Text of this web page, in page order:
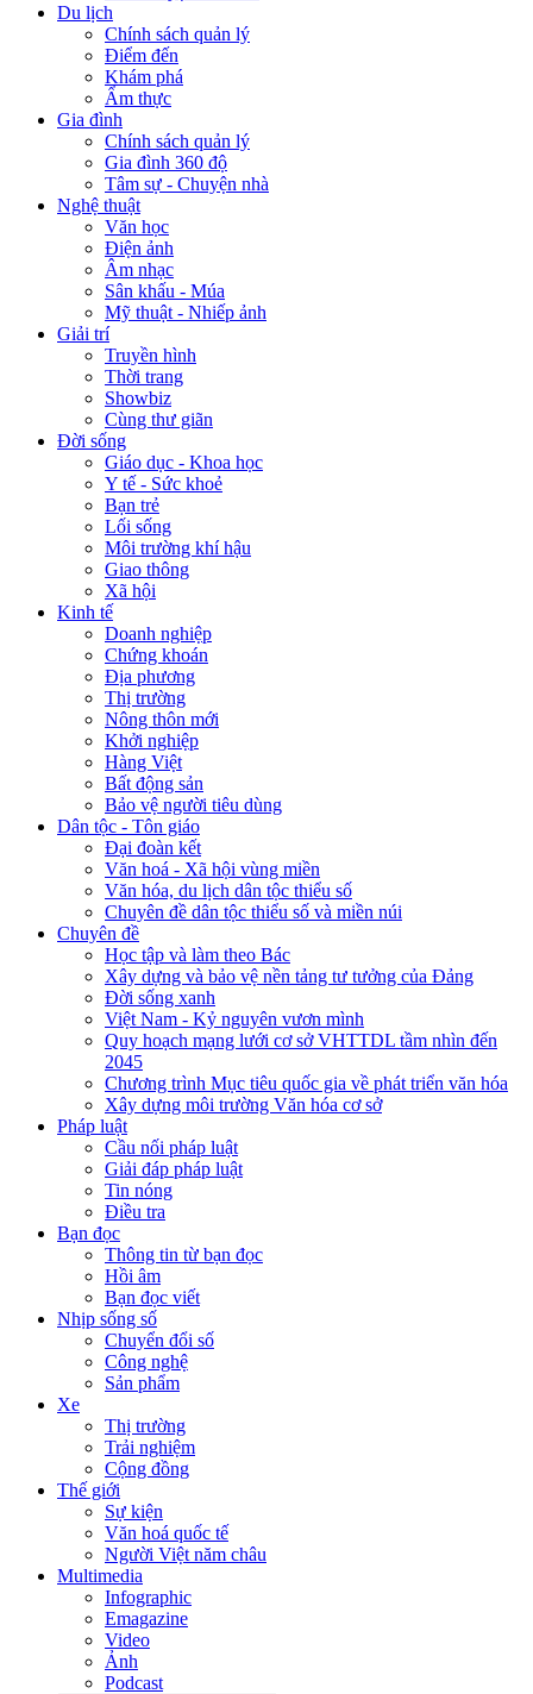
Du lịch
Chính sách quản lý
Điểm đến
Khám phá
Ẩm thực
Gia đình
Chính sách quản lý
Gia đình 360 độ
Tâm sự - Chuyện nhà
Nghệ thuật
Văn học
Điện ảnh
Âm nhạc
Sân khấu - Múa
Mỹ thuật - Nhiếp ảnh
Giải trí
Truyền hình
Thời trang
Showbiz
Cùng thư giãn
Đời sống
Giáo dục - Khoa học
Y tế - Sức khoẻ
Bạn trẻ
Lối sống
Môi trường khí hậu
Giao thông
Xã hội
Kinh tế
Doanh nghiệp
Chứng khoán
Địa phương
Thị trường
Nông thôn mới
Khởi nghiệp
Hàng Việt
Bất động sản
Bảo vệ người tiêu dùng
Dân tộc - Tôn giáo
Đại đoàn kết
Văn hoá - Xã hội vùng miền
Văn hóa, du lịch dân tộc thiểu số
Chuyên đề dân tộc thiểu số và miền núi
Chuyên đề
Học tập và làm theo Bác
Xây dựng và bảo vệ nền tảng tư tưởng của Đảng
Đời sống xanh
Việt Nam - Kỷ nguyên vươn mình
Quy hoạch mạng lưới cơ sở VHTTDL tầm nhìn đến
2045
Chương trình Mục tiêu quốc gia về phát triển văn hóa
Xây dựng môi trường Văn hóa cơ sở
Pháp luật
Cầu nối pháp luật
Giải đáp pháp luật
Tin nóng
Điều tra
Bạn đọc
Thông tin từ bạn đọc
Hồi âm
Bạn đọc viết
Nhịp sống số
Chuyển đổi số
Công nghệ
Sản phẩm
Xe
Thị trường
Trải nghiệm
Cộng đồng
Thế giới
Sự kiện
Văn hoá quốc tế
Người Việt năm châu
Multimedia
Infographic
Emagazine
Video
Ảnh
Podcast